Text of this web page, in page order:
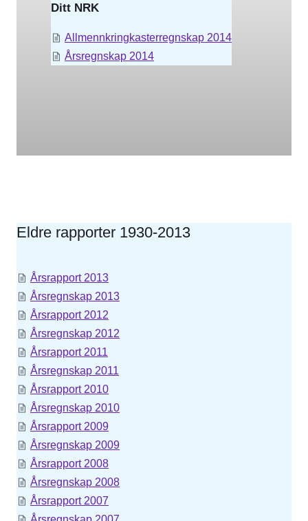
Ditt NRK
Allmennkringkasterregnskap 2014
Årsregnskap 2014
Eldre rapporter 1930-2013
Årsrapport 2013
Årsregnskap 2013
Årsrapport 2012
Årsregnskap 2012
Årsrapport 2011
Årsregnskap 2011
Årsrapport 2010
Årsregnskap 2010
Årsrapport 2009
Årsregnskap 2009
Årsrapport 2008
Årsregnskap 2008
Årsrapport 2007